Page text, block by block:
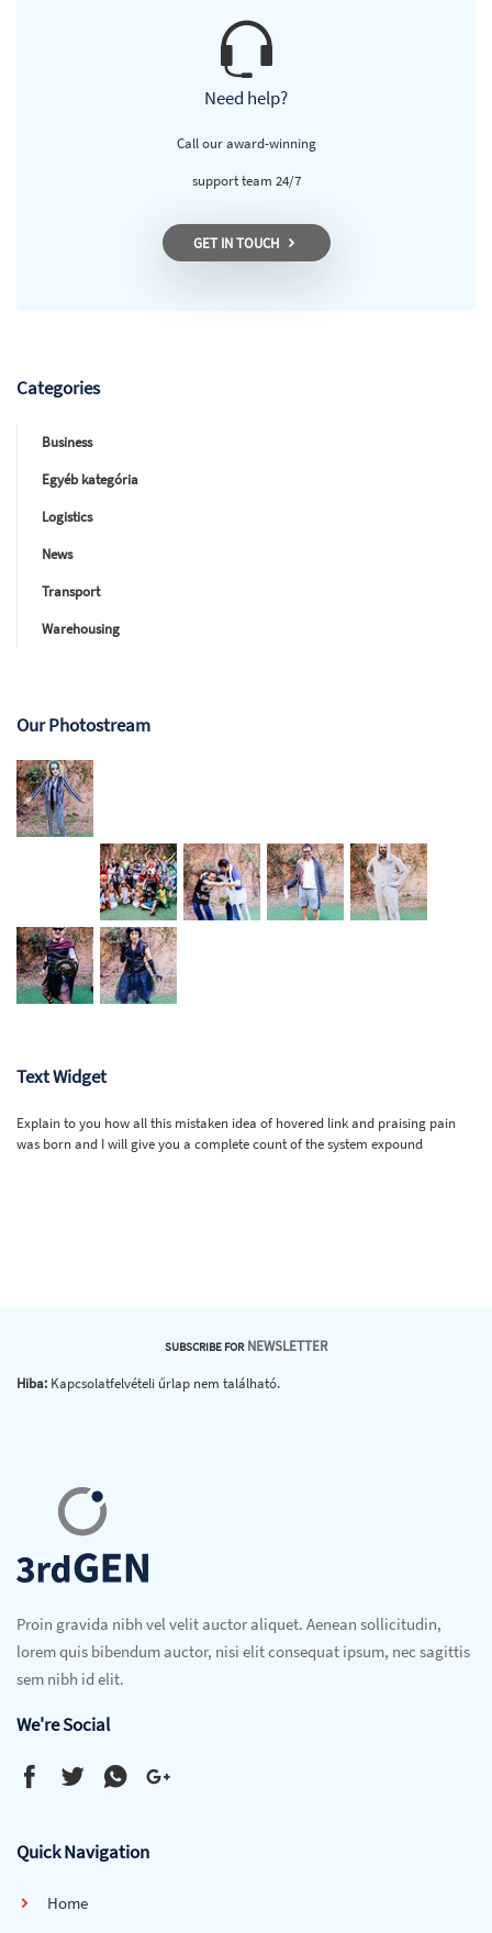
Need help?
Call our award-winning
support team 24/7
GET IN TOUCH
Categories
Business
Egyéb kategória
Logistics
News
Transport
Warehousing
Our Photostream
Text Widget
Explain to you how all this mistaken idea of hovered link and praising pain
was born and I will give you a complete count of the system expound
SUBSCRIBE FORNEWSLETTER
Hiba: Kapcsolatfelvételi űrlap nem található.
Proin gravida nibh vel velit auctor aliquet. Aenean sollicitudin,
lorem quis bibendum auctor, nisi elit consequat ipsum, nec sagittis
sem nibh id elit.
We're Social
Quick Navigation
Home